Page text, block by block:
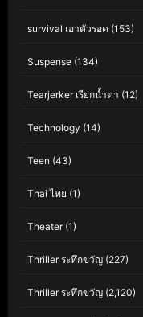
survival เอาตัวรอด (153)
Suspense (134)
Tearjerker เรียกน้ำตา (12)
Technology (14)
Teen (43)
Thai ไทย (1)
Theater(1)
Thriller ระทึกขวัญ (227)
Thriller ระทึกขวัญ (2,120)